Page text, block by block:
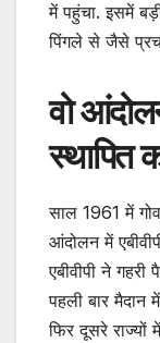
में पहुंचा. इसमें
पिंगले से जैसे
वो
स्थापित
साल 1961 में
आंदोलन में
एबीवीपी ने
पहली बार
फिर दूसरे राज्यों